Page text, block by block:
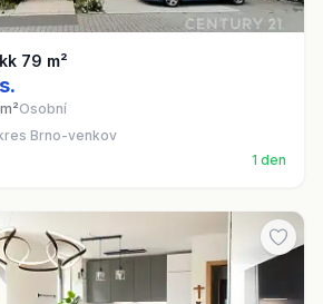
79 m²
Osobní
Brno-venkov
1 den